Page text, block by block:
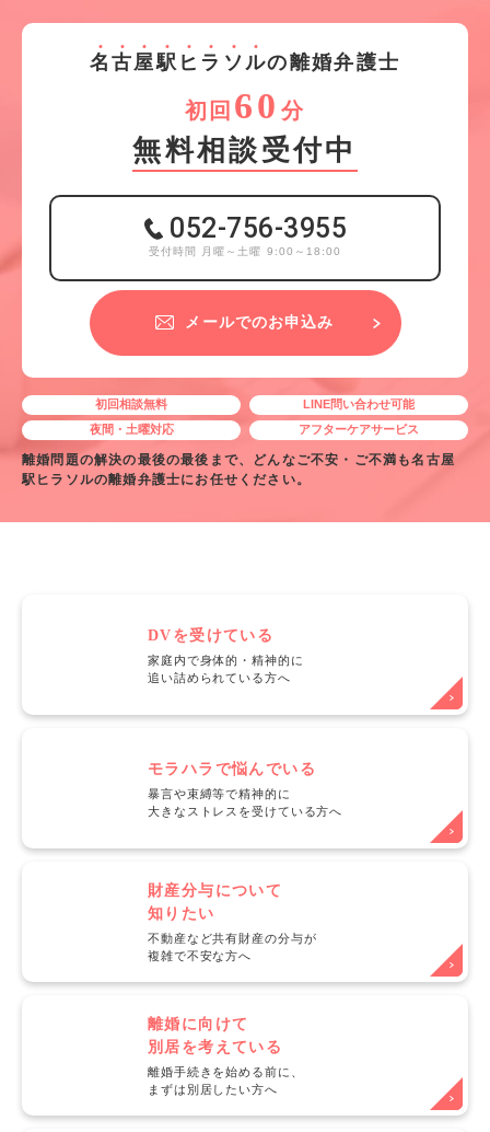
名 古屋駅 ヒ ラ ソルの離婚弁護士
初回 60 分
無料相談受付中
052-756-3955
受付時間 月曜～土曜 9:00～18:00
メールでのお申込み
初回相談無料
LINE問い合わせ可能
夜間・土曜対応
アフターケアサービス
離婚問題の解決の最後の最後まで、どんなご不安・ご不満も名古屋
駅ヒラソルの離婚弁護士にお任せください。
DVを受けている
家庭内で身体的・精神的に
追い詰められている方へ
モラハラで悩んでいる
暴言や束縛等で精神的に
大きなストレスを受けている方へ
財産分与について
知りたい
不動産など共有財産の分与が
複雑で不安な方へ
離婚に向けて
別居を考えている
離婚手続きを始める前に、
まずは別居したい方へ